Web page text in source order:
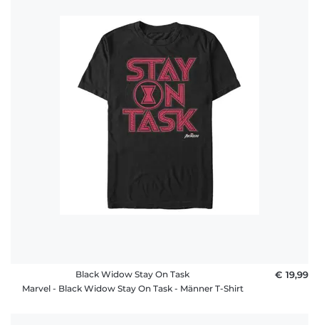
Black Widow Stay On Task
Marvel - Black Widow Stay On Task - Männer T-Shirt
€ 19,99